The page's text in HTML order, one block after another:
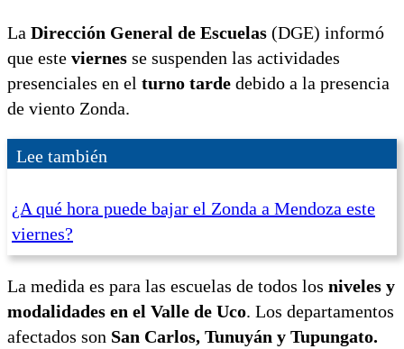
La Dirección General de Escuelas (DGE) informó
que este viernes se suspenden las actividades
presenciales en el turno tarde debido a la presencia
de viento Zonda.
Lee también
¿A qué hora puede bajar el Zonda a Mendoza este
viernes?
La medida es para las escuelas de todos los niveles y
modalidades en el Valle de Uco. Los departamentos
afectados son San Carlos, Tunuyán y Tupungato.